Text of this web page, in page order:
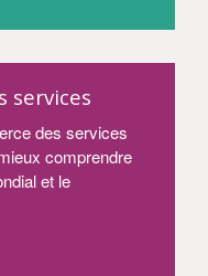
services
des services
comprendre
et le